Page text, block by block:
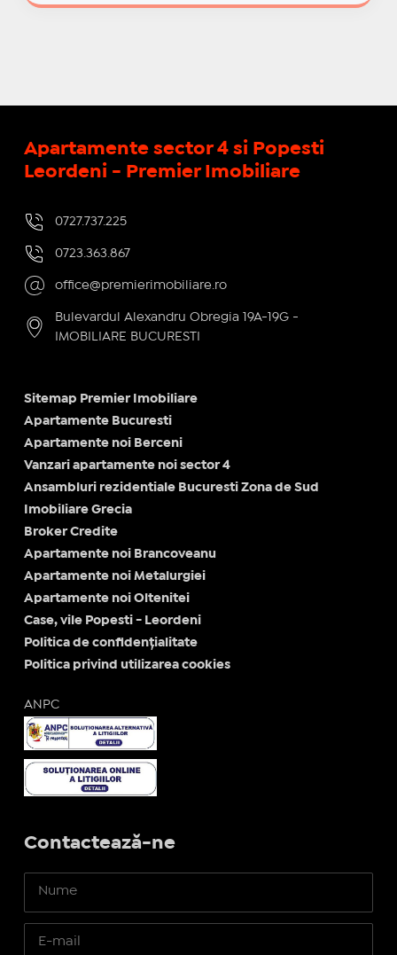
Apartamente sector 4 si Popesti
Leordeni - Premier Imobiliare
0727.737.225
0723.363.867
office@premierimobiliare.ro
Bulevardul Alexandru Obregia 19A-19G -
IMOBILIARE BUCURESTI
Sitemap Premier Imobiliare
Apartamente Bucuresti
Apartamente noi Berceni
Vanzari apartamente noi sector 4
Ansambluri rezidentiale Bucuresti Zona de Sud
Imobiliare Grecia
Broker Credite
Apartamente noi Brancoveanu
Apartamente noi Metalurgiei
Apartamente noi Oltenitei
Case, vile Popesti - Leordeni
Politica de confidențialitate
Politica privind utilizarea cookies
ANPC
Contactează-ne